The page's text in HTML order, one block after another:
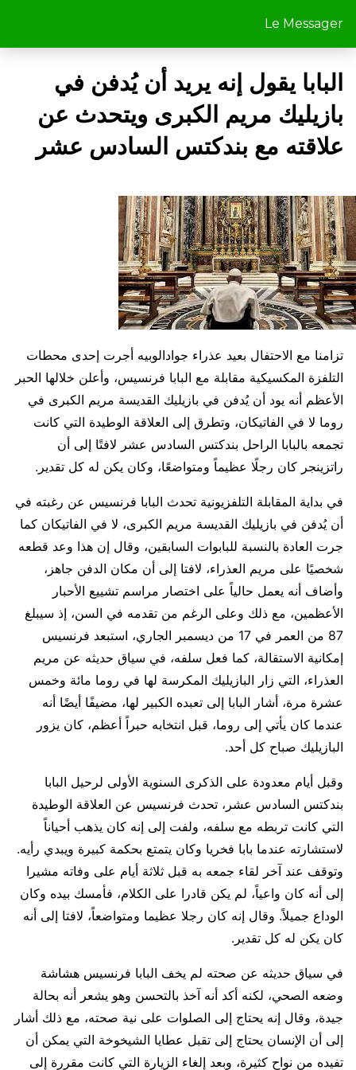
Le Messager
البابا يقول إنه يريد أن يُدفن في
بازيليك مريم الكبرى ويتحدث عن
علاقته مع بندكتس السادس عشر
تزامنا مع الاحتفال بعيد عذراء جوادالوبيه أجرت إحدى محطات
التلفزة المكسيكية مقابلة مع البابا فرنسيس، وأعلن خلالها الحبر
الأعظم أنه يود أن يُدفن في بازيليك القديسة مريم الكبرى في
روما لا في الفاتيكان، وتطرق إلى العلاقة الوطيدة التي كانت
تجمعه بالبابا الراحل بندكتس السادس عشر لافتًا إلى أن
راتزينجر كان رجلًا عظيماً ومتواضعًا، وكان يكن له كل تقدير.
في بداية المقابلة التلفزيونية تحدث البابا فرنسيس عن رغبته في
أن يُدفن في بازيليك القديسة مريم الكبرى، لا في الفاتيكان كما
جرت العادة بالنسبة للبابوات السابقين، وقال إن هذا وعد قطعه
شخصيًا على مريم العذراء، لافتا إلى أن مكان الدفن جاهز،
وأضاف أنه يعمل حالياً على اختصار مراسم تشييع الأحبار
الأعظمين، مع ذلك وعلى الرغم من تقدمه في السن، إذ سيبلغ
87 من العمر في 17 من ديسمبر الجاري، استبعد فرنسيس
إمكانية الاستقالة، كما فعل سلفه، في سياق حديثه عن مريم
العذراء، التي زار البازيليك المكرسة لها في روما مائة وخمس
عشرة مرة، أشار البابا إلى تعبده الكبير لها، مضيفًا أيضًا أنه
عندما كان يأتي إلى روما، قبل انتخابه حبراً أعظم، كان يزور
البازيليك صباح كل أحد.
وقبل أيام معدودة على الذكرى السنوية الأولى لرحيل البابا
بندكتس السادس عشر، تحدث فرنسيس عن العلاقة الوطيدة
التي كانت تربطه مع سلفه، ولفت إلى إنه كان يذهب أحياناً
لاستشارته عندما بابا فخريا وكان يتمتع بحكمة كبيرة ويبدي رأيه.
وتوقف عند آخر لقاء جمعه به قبل ثلاثة أيام على وفاته مشيرا
إلى أنه كان واعياً، لم يكن قادرا على الكلام، فأمسك بيده وكان
الوداع جميلاً. وقال إنه كان رجلا عظيما ومتواضعاً، لافتا إلى أنه
كان يكن له كل تقدير.
في سياق حديثه عن صحته لم يخف البابا فرنسيس هشاشة
وضعه الصحي، لكنه أكد أنه آخذ بالتحسن وهو يشعر أنه بحالة
جيدة، وقال إنه يحتاج إلى الصلوات على نية صحته، مع ذلك أشار
إلى أن الإنسان يحتاج إلى تقبل عطايا الشيخوخة التي يمكن أن
تفيده من نواح كثيرة، وبعد إلغاء الزيارة التي كانت مقررة إلى